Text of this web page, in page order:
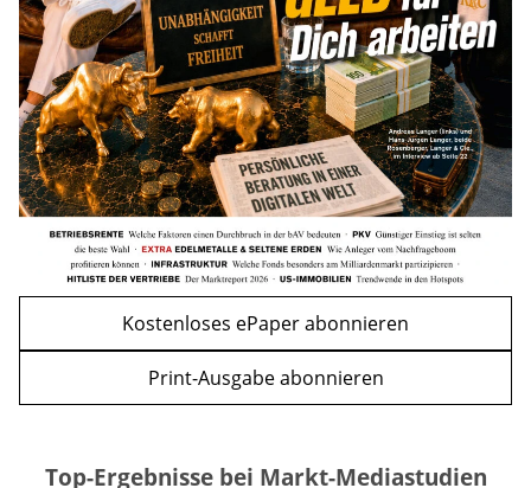
WEITERE ARTIKEL
zurückweiter
mehr
Kostenloses ePaper abonnieren
Print-Ausgabe abonnieren
Top-Ergebnisse bei Markt-Mediastudien